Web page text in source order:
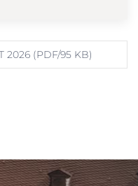
2026 (PDF/95 KB)